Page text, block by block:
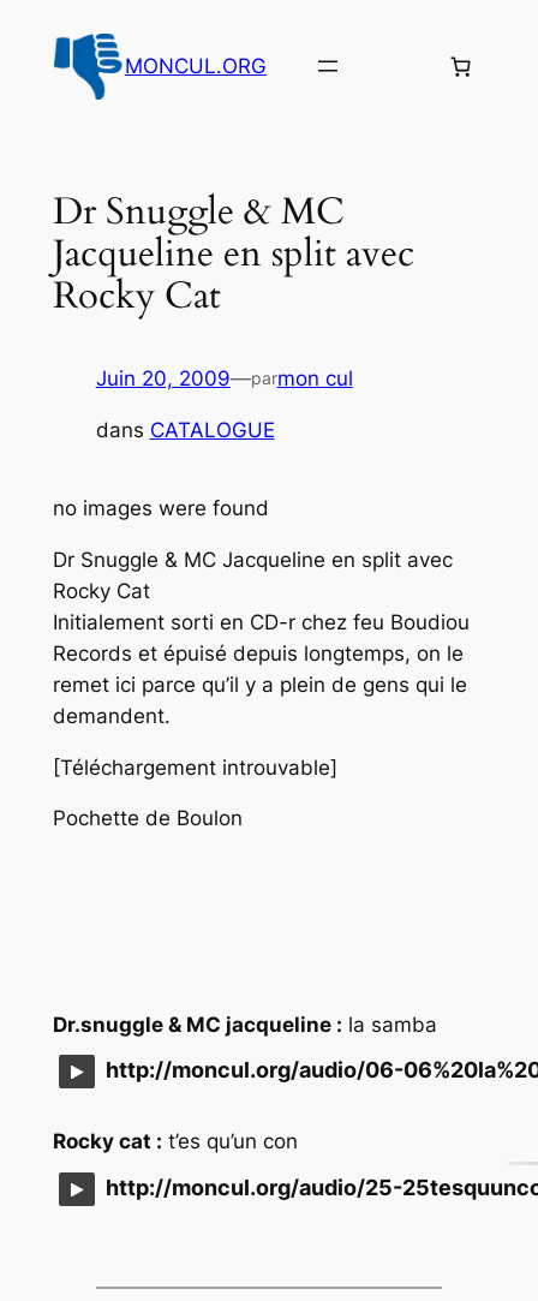
contenu
MONCUL.ORG
Dr Snuggle & MC
Jacqueline en split avec
Rocky Cat
Juin 20, 2009—parmon cul
dans CATALOGUE
no images were found
Dr Snuggle & MC Jacqueline en split avec
Rocky Cat
Initialement sorti en CD-r chez feu Boudiou
Records et épuisé depuis longtemps, on le
remet ici parce qu’il y a plein de gens qui le
demandent.
[Téléchargement introuvable]
Pochette de Boulon
Dr.snuggle & MC jacqueline : la samba
http://moncul.org/audio/06-
Rocky cat : t’es qu’un con
http://moncul.org/audio/25-